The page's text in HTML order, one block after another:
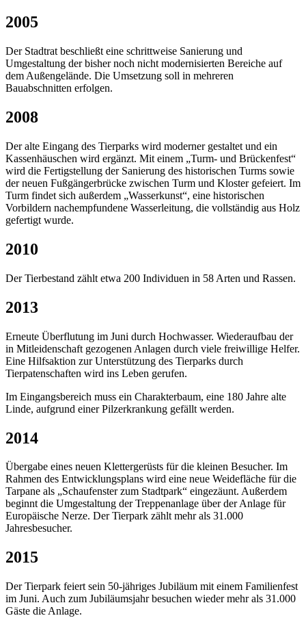
2005
Der Stadtrat beschließt eine schrittweise Sanierung und
Umgestaltung der bisher noch nicht modernisierten Bereiche auf
dem Außengelände. Die Umsetzung soll in mehreren
Bauabschnitten erfolgen.
2008
Der alte Eingang des Tierparks wird moderner gestaltet und ein
Kassenhäuschen wird ergänzt. Mit einem „Turm- und Brückenfest“
wird die Fertigstellung der Sanierung des historischen Turms sowie
der neuen Fußgängerbrücke zwischen Turm und Kloster gefeiert. Im
Turm findet sich außerdem „Wasserkunst“, eine historischen
Vorbildern nachempfundene Wasserleitung, die vollständig aus Holz
gefertigt wurde.
2010
Der Tierbestand zählt etwa 200 Individuen in 58 Arten und Rassen.
2013
Erneute Überflutung im Juni durch Hochwasser. Wiederaufbau der
in Mitleidenschaft gezogenen Anlagen durch viele freiwillige Helfer.
Eine Hilfsaktion zur Unterstützung des Tierparks durch
Tierpatenschaften wird ins Leben gerufen.
Im Eingangsbereich muss ein Charakterbaum, eine 180 Jahre alte
Linde, aufgrund einer Pilzerkrankung gefällt werden.
2014
Übergabe eines neuen Klettergerüsts für die kleinen Besucher. Im
Rahmen des Entwicklungsplans wird eine neue Weidefläche für die
Tarpane als „Schaufenster zum Stadtpark“ eingezäunt. Außerdem
beginnt die Umgestaltung der Treppenanlage über der Anlage für
Europäische Nerze. Der Tierpark zählt mehr als 31.000
Jahresbesucher.
2015
Der Tierpark feiert sein 50-jähriges Jubiläum mit einem Familienfest
im Juni. Auch zum Jubiläumsjahr besuchen wieder mehr als 31.000
Gäste die Anlage.